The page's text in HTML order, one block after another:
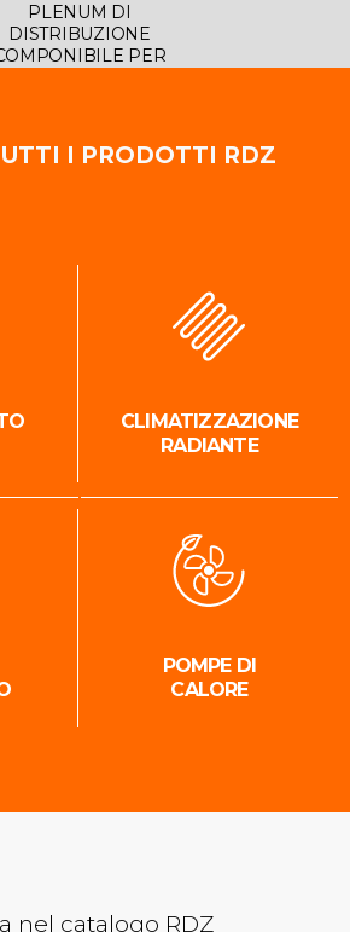
PLENUM DI
DISTRIBUZIONE
PER
I PRODOTTI RDZ
CLIMATIZZAZIONE
RADIANTE
POMPE DI
CALORE
nel catalogo RDZ